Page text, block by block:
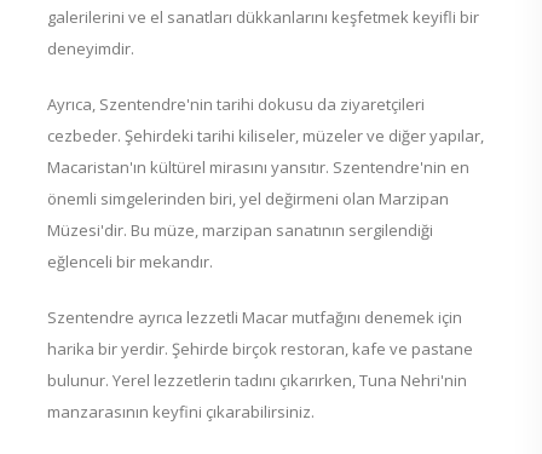
galerilerini ve el sanatları dükkanlarını keşfetmek keyifli bir
deneyimdir.
Ayrıca, Szentendre'nin tarihi dokusu da ziyaretçileri
cezbeder. Şehirdeki tarihi kiliseler, müzeler ve diğer yapılar,
Macaristan'ın kültürel mirasını yansıtır. Szentendre'nin en
önemli simgelerinden biri, yel değirmeni olan Marzipan
Müzesi'dir. Bu müze, marzipan sanatının sergilendiği
eğlenceli bir mekandır.
Szentendre ayrıca lezzetli Macar mutfağını denemek için
harika bir yerdir. Şehirde birçok restoran, kafe ve pastane
bulunur. Yerel lezzetlerin tadını çıkarırken, Tuna Nehri'nin
manzarasının keyfini çıkarabilirsiniz.